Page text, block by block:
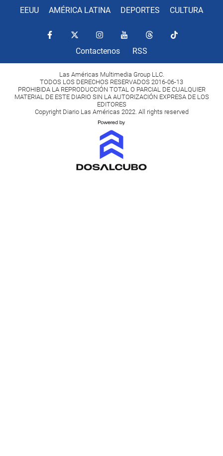
EEUU AMÉRICA LATINA DEPORTES CULTURA
Contactenos RSS
Las Américas Multimedia Group LLC.
TODOS LOS DERECHOS RESERVADOS 2016-06-13
PROHIBIDA LA REPRODUCCIÓN TOTAL O PARCIAL DE CUALQUIER
MATERIAL DE ESTE DIARIO SIN LA AUTORIZACIÓN EXPRESA DE LOS
EDITORES
Copyright Diario Las Américas 2022. All rights reserved